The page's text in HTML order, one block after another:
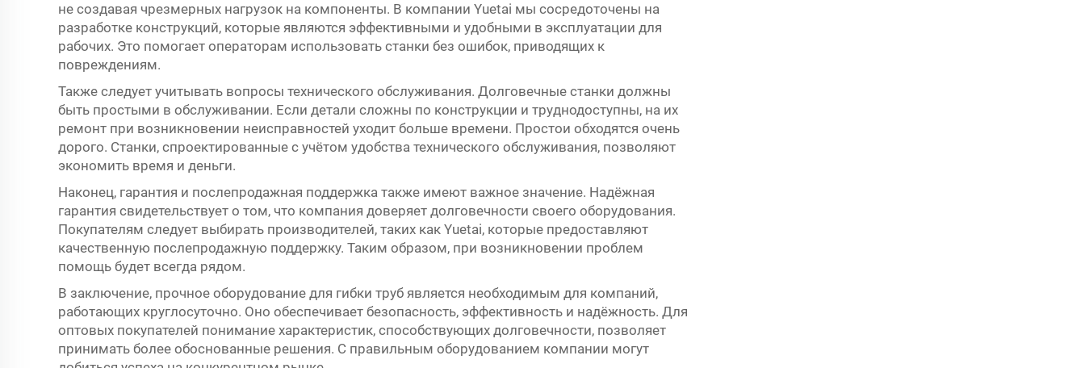
не создавая чрезмерных нагрузок на компоненты. В компании Yuetai мы сосредоточены на
разработке конструкций, которые являются эффективными и удобными в эксплуатации для
рабочих. Это помогает операторам использовать станки без ошибок, приводящих к
повреждениям.
Также следует учитывать вопросы технического обслуживания. Долговечные станки должны
быть простыми в обслуживании. Если детали сложны по конструкции и труднодоступны, на их
ремонт при возникновении неисправностей уходит больше времени. Простои обходятся очень
дорого. Станки, спроектированные с учётом удобства технического обслуживания, позволяют
экономить время и деньги.
Наконец, гарантия и послепродажная поддержка также имеют важное значение. Надёжная
гарантия свидетельствует о том, что компания доверяет долговечности своего оборудования.
Покупателям следует выбирать производителей, таких как Yuetai, которые предоставляют
качественную послепродажную поддержку. Таким образом, при возникновении проблем
помощь будет всегда рядом.
В заключение, прочное оборудование для гибки труб является необходимым для компаний,
работающих круглосуточно. Оно обеспечивает безопасность, эффективность и надёжность. Для
оптовых покупателей понимание характеристик, способствующих долговечности, позволяет
принимать более обоснованные решения. С правильным оборудованием компании могут